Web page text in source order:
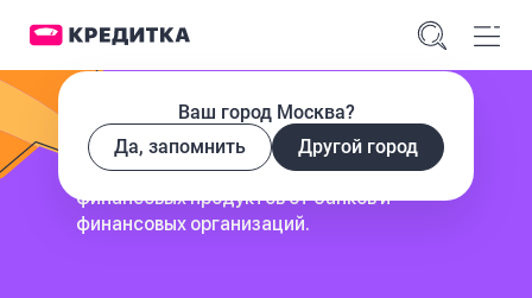
Ваш город Москва?
Да, запомнить
Другой город
сервис для поиска и сравнения
финансовых продуктовот банков и
финансовых организаций.